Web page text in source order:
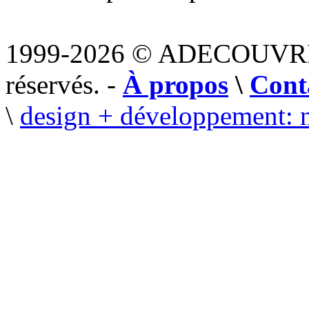
1999-2026 ©
réservés. - À propos \
\ design + développement: